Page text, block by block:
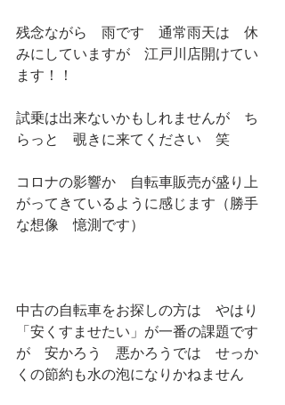
残念ながら　雨です　通常雨天は　休
みにしていますが　江戸川店開けてい
ます！！
試乗は出来ないかもしれませんが　ち
らっと　覗きに来てください　笑
コロナの影響か　自転車販売が盛り上
がってきているように感じます（勝手
な想像　憶測です）
中古の自転車をお探しの方は　やはり
「安くすませたい」が一番の課題です
が　安かろう　悪かろうでは　せっか
くの節約も水の泡になりかねません